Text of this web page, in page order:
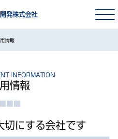
発株式会社
情報
INFORMATION
情報
切にする会社です